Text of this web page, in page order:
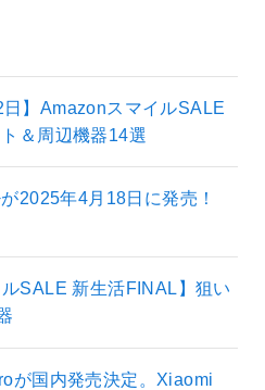
日】AmazonスマイルSALE
＆周辺機器14選
2025年4月18日に発売！
SALE 新生活FINAL】狙い
が国内発売決定。Xiaomi